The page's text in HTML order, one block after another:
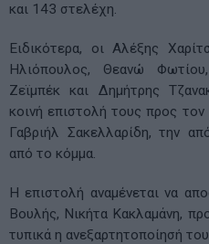
και 143 στελέχη.
Ειδικότερα, οι Αλέξης
Ηλιόπουλος, Θεανώ
Ζεϊμπέκ και Δημήτρης
κοινή επιστολή τους προς
Γαβριήλ Σακελλαρίδη, την
από το κόμμα.
Η επιστολή αναμένεται να
Βουλής, Νικήτα Κακλαμάνη,
τυπικά η ανεξαρτητοποίησή